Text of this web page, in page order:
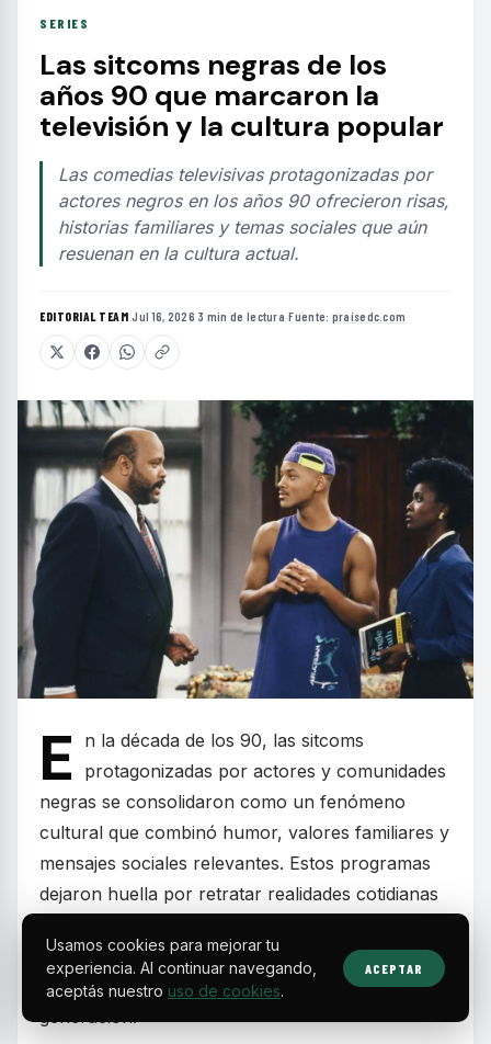
SERIES
Las sitcoms negras de los
años 90 que marcaron la
televisión y la cultura popular
Las comedias televisivas protagonizadas por
actores negros en los años 90 ofrecieron risas,
historias familiares y temas sociales que aún
resuenan en la cultura actual.
EDITORIAL TEAM·Jul 16, 2026·3 min de lectura·Fuente: praisedc.com
E
n la década de los 90, las sitcoms
protagonizadas por actores y comunidades
negras se consolidaron como un fenómeno
cultural que combinó humor, valores familiares y
mensajes sociales relevantes. Estos programas
dejaron huella por retratar realidades cotidianas
parte esencial de la programación televisiva de
fines de semana y en la formación de toda una
Usamos cookies para mejorar tu
experiencia. Al continuar navegando,
aceptás nuestro uso de cookies.
ACEPTAR